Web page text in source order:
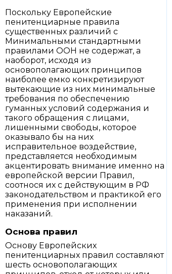
Поскольку Европейские
пенитенциарные правила
существенных различий с
Минимальными стандартными
правилами ООН не содержат, а
наоборот, исходя из
основополагающих принципов
наиболее емко конкретизируют
вытекающие из них минимальные
требования по обеспечению
гуманных условий содержания и
такого обращения с лицами,
лишенными свободы, которое
оказывало бы на них
исправительное воздействие,
представляется необходимым
акцентировать внимание именно на
европейской версии Правил,
соотнося их с действующим в РФ
законодательством и практикой его
применения при исполнении
наказаний.
Основа правил
Основу Европейских
пенитенциарных правил составляют
шесть основополагающих